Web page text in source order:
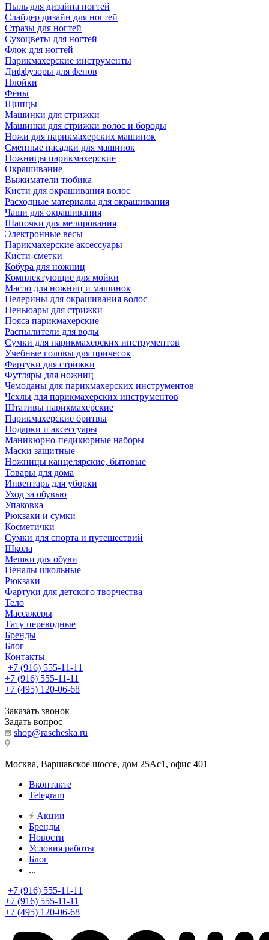
Пыль для дизайна ногтей
Слайдер дизайн для ногтей
Стразы для ногтей
Сухоцветы для ногтей
Флок для ногтей
Парикмахерские инструменты
Диффузоры для фенов
Плойки
Фены
Щипцы
Машинки для стрижки
Машинки для стрижки волос и бороды
Ножи для парикмахерских машинок
Сменные насадки для машинок
Ножницы парикмахерские
Окрашивание
Выжиматели тюбика
Кисти для окрашивания волос
Расходные материалы для окрашивания
Чаши для окрашивания
Шапочки для мелирования
Электронные весы
Парикмахерские аксессуары
Кисти-сметки
Кобура для ножниц
Комплектующие для мойки
Масло для ножниц и машинок
Пелерины для окрашивания волос
Пеньюары для стрижки
Пояса парикмахерские
Распылители для воды
Сумки для парикмахерских инструментов
Учебные головы для причесок
Фартуки для стрижки
Футляры для ножниц
Чемоданы для парикмахерских инструментов
Чехлы для парикмахерских инструментов
Штативы парикмахерские
Парикмахерские бритвы
Подарки и аксессуары
Маникюрно-педикюрные наборы
Маски защитные
Ножницы канцелярские, бытовые
Товары для дома
Инвентарь для уборки
Уход за обувью
Упаковка
Рюкзаки и сумки
Косметички
Сумки для спорта и путешествий
Школа
Мешки для обуви
Пеналы школьные
Рюкзаки
Фартуки для детского творчества
Тело
Массажёры
Тату переводные
Бренды
Блог
Контакты
+7 (916) 555-11-11
+7 (916) 555-11-11
+7 (495) 120-06-68
Заказать звонок
Задать вопрос
shop@rascheska.ru
Москва, Варшавское шоссе, дом 25Аc1, офис 401
Вконтакте
Telegram
Акции
Бренды
Новости
Условия работы
Блог
...
+7 (916) 555-11-11
+7 (916) 555-11-11
+7 (495) 120-06-68